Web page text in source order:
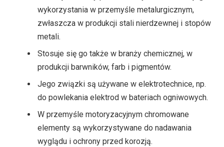
wykorzystania w przemyśle metalurgicznym,
zwłaszcza w produkcji stali nierdzewnej i stopów
metali.
Stosuje się go także w branży chemicznej, w
produkcji barwników, farb i pigmentów.
Jego związki są używane w elektrotechnice, np.
do powlekania elektrod w bateriach ogniwowych.
W przemyśle motoryzacyjnym chromowane
elementy są wykorzystywane do nadawania
wyglądu i ochrony przed korozją.